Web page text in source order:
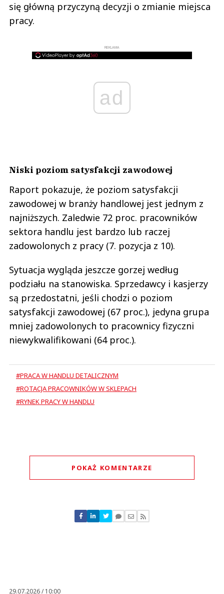
się główną przyczyną decyzji o zmianie miejsca
pracy.
REKLAMA
ad
Niski poziom satysfakcji zawodowej
Raport pokazuje, że poziom satysfakcji
zawodowej w branży handlowej jest jednym z
najniższych. Zaledwie 72 proc. pracowników
sektora handlu jest bardzo lub raczej
zadowolonych z pracy (7. pozycja z 10).
Sytuacja wygląda jeszcze gorzej według
podziału na stanowiska. Sprzedawcy i kasjerzy
są przedostatni, jeśli chodzi o poziom
satysfakcji zawodowej (67 proc.), jedyna grupa
mniej zadowolonych to pracownicy fizyczni
niewykwalifikowani (64 proc.).
#PRACA W HANDLU DETALICZNYM
#ROTACJA PRACOWNIKÓW W SKLEPACH
#RYNEK PRACY W HANDLU
POKAŻ KOMENTARZE
Nie znaleziono komentarzy
Zostaw swoje komentarze
29.07.2026 / 10:00